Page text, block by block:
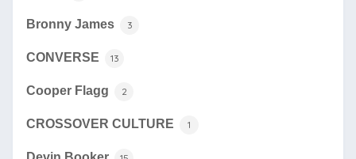
Bronny James 3
CONVERSE 13
Cooper Flagg 2
CROSSOVER CULTURE 1